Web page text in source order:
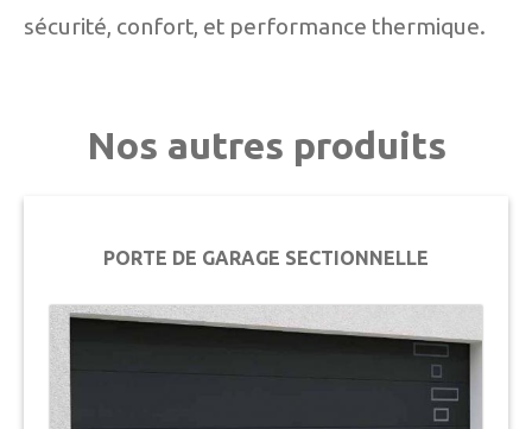
sécurité, confort, et performance thermique.
Nos autres produits
PORTE DE GARAGE SECTIONNELLE